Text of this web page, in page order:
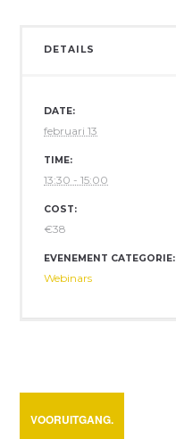
DETAILS
DATE:
februari 13
TIME:
13:30 - 15:00
COST:
€38
EVENEMENT CATEGORIE:
Webinars
VOORUITGANG.